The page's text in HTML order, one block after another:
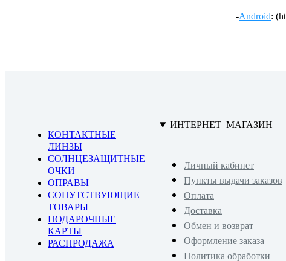
-Android:
КОНТАКТНЫЕ
ЛИНЗЫ
СОЛНЦЕЗАЩИТНЫЕ
ОЧКИ
ОПРАВЫ
СОПУТСТВУЮЩИЕ
ТОВАРЫ
ПОДАРОЧНЫЕ
КАРТЫ
РАСПРОДАЖА
ИНТЕРНЕТ–МАГАЗИН
Личный кабинет
Пункты выдачи заказов
Оплата
Доставка
Обмен и возврат
Оформление заказа
Политика обработки